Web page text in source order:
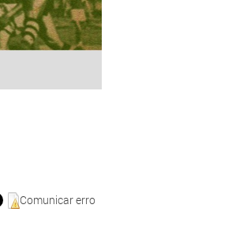
Comunicar erro